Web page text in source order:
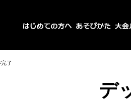
了
デ